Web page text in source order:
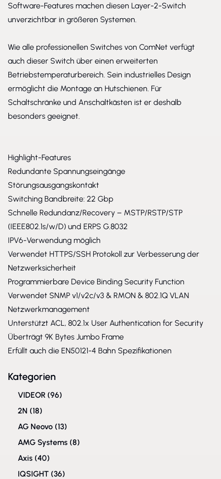
Software-Features machen diesen Layer-2-Switch
unverzichtbar in größeren Systemen.
Wie alle professionellen Switches von ComNet verfügt
auch dieser Switch über einen erweiterten
Betriebstemperaturbereich. Sein industrielles Design
ermöglicht die Montage an Hutschienen. Für
Schaltschränke und Anschaltkästen ist er deshalb
besonders geeignet.
Highlight-Features
Redundante Spannungseingänge
Störungsausgangskontakt
Switching Bandbreite: 22 Gbp
Schnelle Redundanz/Recovery – MSTP/RSTP/STP
(IEEE802.1s/w/D) und ERPS G.8032
IPV6-Verwendung möglich
Verwendet HTTPS/SSH Protokoll zur Verbesserung der
Netzwerksicherheit
Programmierbare Device Binding Security Function
Verwendet SNMP v1/v2c/v3 & RMON & 802.1Q VLAN
Netzwerkmanagement
Unterstützt ACL, 802.1x User Authentication for Security
Überträgt 9K Bytes Jumbo Frame
Erfüllt auch die EN50121-4 Bahn Spezifikationen
Kategorien
VIDEOR (96)
2N (18)
AG Neovo (13)
AMG Systems (8)
Axis (40)
IQSIGHT (36)